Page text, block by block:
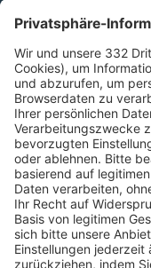
HÄUFIG
Pässe und
Trainerausbildung
Schulungsangebot
BFV-Geschäftsstellen
Trainerbörse
Login SpielPlus